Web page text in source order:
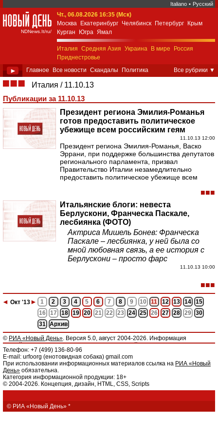
Italiano • Русский
New Day Italia
NDNews.It/ru/
Чт., 06.08.2026 16:35 (Мск)
Москва
Екатеринбург Челябинск Петербург
Крым
Курган
Югра Ямал
Италия Средняя Азия Украина В мире
Россия
Приднестровье
► Главное Все новости Скандалы
Политика
Экономика Общество Спорт Культура
Weekend 18+
Авторское
Все рубрики ▼
■■■ Италия
11.10.13
Публикации за 11.10.13
Президент региона Эмилия-Романья
готов предоставить политическое
убежище всем российским геям
11.10.13 12:00
Президент региона Эмилия-Романья, Васко
Эррани, при поддержке большинства депутатов
регионального парламента, призвал
Правительство Италии незамедлительно
предоставить политическое убежище всем
■■■
Итальянские блоги: невеста
Берлускони, Франческа Паскале,
лесбиянка (ФОТО)
Актриса Мишель Бонев: Франческа
Паскале – лесбиянка, у ней была со
мной любовная связь, а ее история с
Берлускони – просто фарс
11.10.13 10:00
■■■
◄ Окт '13► 1 2 3 4 5 6 7 8 9 10 11 12 13 14
15
16
17 18 19 20 21 22 23 24 25 26 27 28 29
30
31
Архив
© РИА «Новый День». Версия 5.0, август 2004-2026. Информация
Российское информационное агентство «Новый День» зарегистрировано
Федеральной службой по надзору в сфере связи, информационных
технологий и массовых коммуникаций РФ. Свидетельство о регистрации
СМИ: ЭЛ № ФС 77 - 61044 от 05 марта 2015 г.
Главный редактор: Румянцева Полина Сергеевна. Учредитель: ООО
«Новый День».
РедакцияРИА «Новый День»не несет ответственности за достоверность
Все фото- и видеоматериалы, использованные на сайте и маркированные
вотермаркой РИА «Новый День» принадлежат ООО «ИАА «Новый День».
Телефон: +7 (499) 136-80-96
E-mail: urfoorg (енотовидная собака) gmail.com
При использовании информационных материалов ссылка на РИА «Новый
День» обязательна.
Категория информационной продукции: 18+
© 2004-2026. Концепция, дизайн, HTML, CSS, Scripts
© РИА «Новый День» *